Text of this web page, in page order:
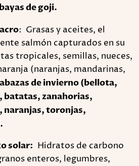
de goji.
: Grasas y aceites, el
salmón capturados en su
tropicales, semillas, nueces,
(naranjas, mandarinas,
de invierno (bellota,
batatas, zanahorias,
naranjas, toronjas,
solar: Hidratos de carbono
enteros, legumbres,